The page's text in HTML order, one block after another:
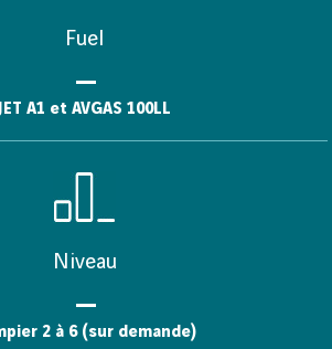
Fuel
A1 et AVGAS 100LL
Niveau
2 à 6 (sur demande)